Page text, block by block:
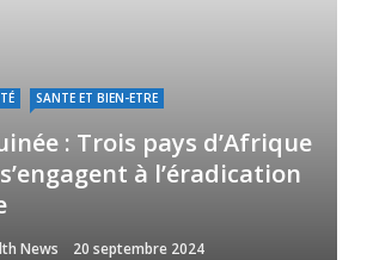
SANTE ET BIEN-ETRE
: Trois pays d’Afrique
à l’éradication
News 20 septembre 2024